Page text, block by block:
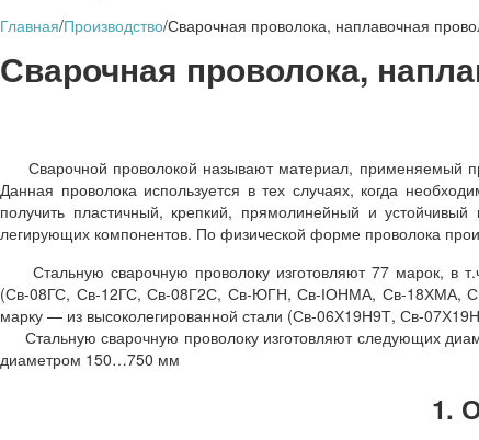
Главная/Производство/Сварочная проволока, наплавочная
Сварочная проволока,
Сварочной проволокой называют материал, применяемый
Данная проволока используется в тех случаях, когда
получить пластичный, крепкий, прямолинейный и
легирующих компонентов. По физической форме проволока
Стальную сварочную проволоку изготовляют 77 марок, в
(Св-08ГС, Св-12ГС, Св-08Г2С, Св-ЮГН, Св-ІОНМА, Св-18ХМА,
марку — из высоколегированной стали (Св-06Х19Н9Т, Св-
Стальную сварочную проволоку изготовляют следующих
диаметром 150…750 мм
1.